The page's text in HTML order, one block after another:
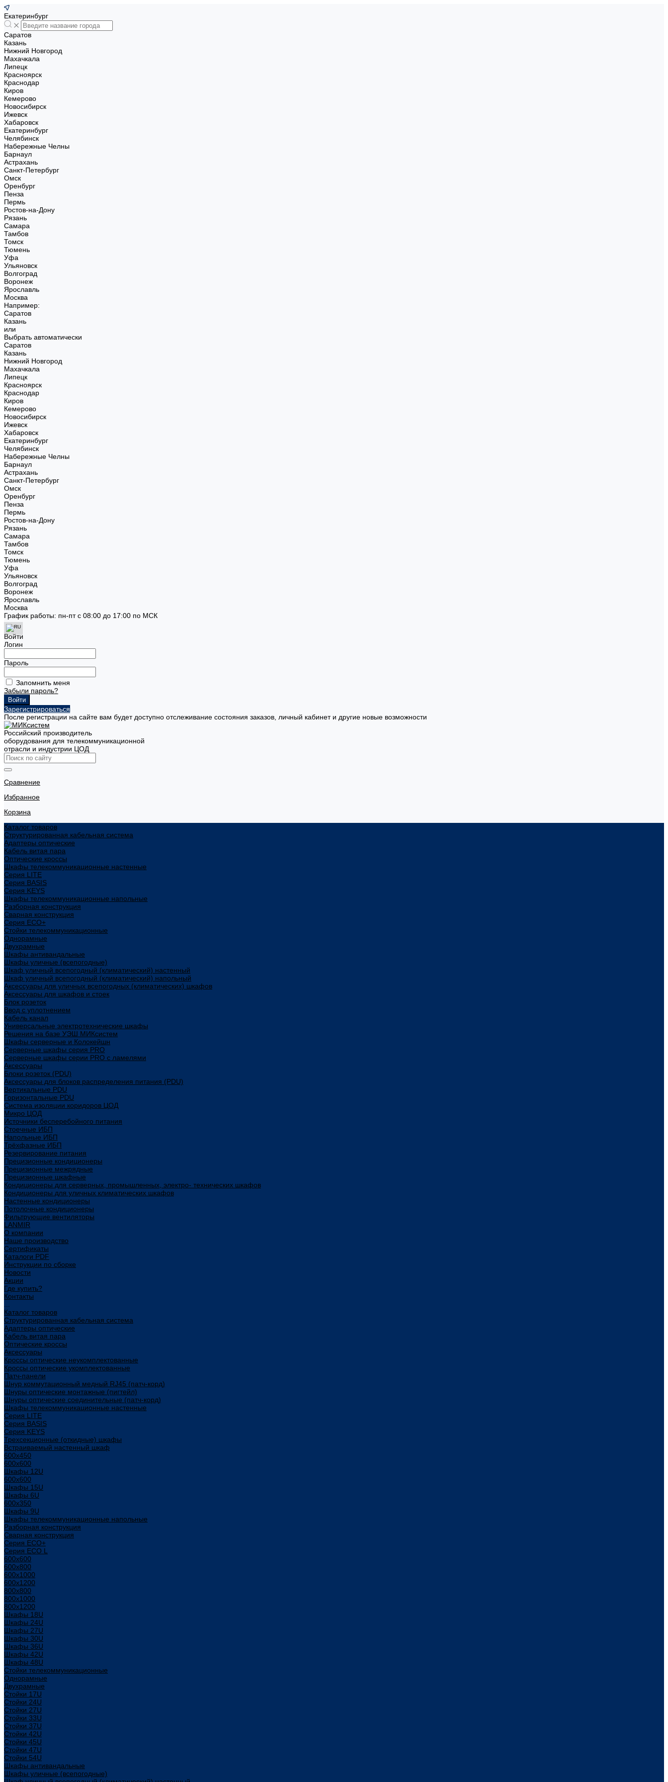
Екатеринбург
Саратов
Казань
Нижний Новгород
Махачкала
Липецк
Красноярск
Краснодар
Киров
Кемерово
Новосибирск
Ижевск
Хабаровск
Екатеринбург
Челябинск
Набережные Челны
Барнаул
Астрахань
Санкт-Петербург
Омск
Оренбург
Пенза
Пермь
Ростов-на-Дону
Рязань
Самара
Тамбов
Томск
Тюмень
Уфа
Ульяновск
Волгоград
Воронеж
Ярославль
Москва
Например:
Саратов
Казань
или
Выбрать автоматически
Саратов
Казань
Нижний Новгород
Махачкала
Липецк
Красноярск
Краснодар
Киров
Кемерово
Новосибирск
Ижевск
Хабаровск
Екатеринбург
Челябинск
Набережные Челны
Барнаул
Астрахань
Санкт-Петербург
Омск
Оренбург
Пенза
Пермь
Ростов-на-Дону
Рязань
Самара
Тамбов
Томск
Тюмень
Уфа
Ульяновск
Волгоград
Воронеж
Ярославль
Москва
График работы: пн-пт с 08:00 до 17:00 по МСК
Войти
Логин
Пароль
Запомнить меня
Забыли пароль?
Зарегистрироваться
После регистрации на сайте вам будет доступно отслеживание состояния заказов, личный кабинет и другие новые возможности
Российский производитель
оборудования для телекоммуникационной
отрасли и индустрии ЦОД
Сравнение
Избранное
Корзина
Каталог товаров
Структурированная кабельная система
Адаптеры оптические
Кабель витая пара
Оптические кроссы
Шкафы телекоммуникационные настенные
Cерия LITE
Cерия BASIS
Cерия KEYS
Шкафы телекоммуникационные напольные
Разборная конструкция
Сварная конструкция
Серия ECO+
Стойки телекоммуникационные
Однорамные
Двухрамные
Шкафы антивандальные
Шкафы уличные (всепогодные)
Шкаф уличный всепогодный (климатический) настенный
Шкаф уличный всепогодный (климатический) напольный
Аксессуары для уличных всепогодных (климатических) шкафов
Аксессуары для шкафов и стоек
Блок розеток
Ввод с уплотнением
Кабель канал
Универсальные электротехнические шкафы
Решения на базе УЭШ МИКсистем
Шкафы серверные и Колокейшн
Серверные шкафы серия PRO
Серверные шкафы серии PRO с ламелями
Аксессуары
Блоки розеток (PDU)
Аксессуары для блоков распределения питания (PDU)
Вертикальные PDU
Горизонтальные PDU
Система изоляции коридоров ЦОД
Микро ЦОД
Источники бесперебойного питания
Стоечные ИБП
Напольные ИБП
Трёхфазные ИБП
Резервирование питания
Прецизионные кондиционеры
Прецизионные межрядные
Прецизионные шкафные
Кондиционеры для серверных, промышленных, электро- технических шкафов
Кондиционеры для уличных климатических шкафов
Настенные кондиционеры
Потолочные кондиционеры
Фильтрующие вентиляторы
LANMIR
О компании
Наше производство
Сертификаты
Каталоги PDF
Инструкции по сборке
Новости
Акции
Где купить?
Контакты
Каталог товаров
Структурированная кабельная система
Адаптеры оптические
Кабель витая пара
Оптические кроссы
Аксессуары
Кроссы оптические неукомплектованные
Кроссы оптические укомплектованные
Патч-панели
Шнур коммутационный медный RJ45 (патч-корд)
Шнуры оптические монтажные (пигтейл)
Шнуры оптические соединительные (патч-корд)
Шкафы телекоммуникационные настенные
Cерия LITE
Cерия BASIS
Cерия KEYS
Трехсекционные (откидные) шкафы
Встраиваемый настенный шкаф
600x450
600x600
Шкафы 12U
600x600
Шкафы 15U
Шкафы 6U
600x350
Шкафы 9U
Шкафы телекоммуникационные напольные
Разборная конструкция
Сварная конструкция
Серия ECO+
Серия ECO L
600x600
600x800
600х1000
600х1200
800x800
800х1000
800х1200
Шкафы 18U
Шкафы 24U
Шкафы 27U
Шкафы 30U
Шкафы 36U
Шкафы 42U
Шкафы 48U
Стойки телекоммуникационные
Однорамные
Двухрамные
Стойки 17U
Стойки 24U
Стойки 27U
Стойки 33U
Стойки 37U
Стойки 42U
Стойки 45U
Стойки 47U
Стойки 54U
Шкафы антивандальные
Шкафы уличные (всепогодные)